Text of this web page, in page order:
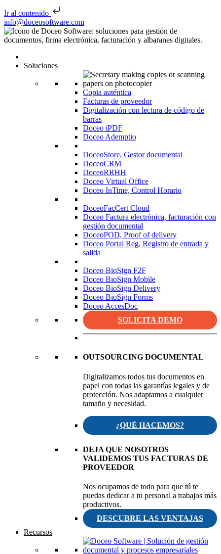
Ir al contenido
Saltar al contenido
info@doceosoftware.com
Navegación de entradas
Soluciones
Copia auténtica
Facturas de proveedor
Digitalización con lectura de código de
barras
Doceo iPDF
Doceo Ademptio
DoceoStore, Gestor documental
DoceoCRM
DoceoRRHH
Doceo Virtual Office
Doceo InTime, Control Horario
DoceoFacCert Cloud
Doceo Factura electrónica, facturación con
gestión documental
DoceoPOD, Proof of delivery
Doceo Portal Reg, Registro de entrada y
salida
Doceo BioSign F2F
Doceo BioSign Mobile
Doceo BioSign Delivery
Doceo BioSign Forms
Doceo AccesDoc
SOLICITA DEMO
OUTSOURCING DOCUMENTAL
Digitalizamos todos tus documentos en
papel con todas las garantías legales y de
protección. Nos adaptamos a cualquier
tamaño y necesidad.
¿QUÉ HACEMOS?
DEJA QUE NOSOTROS
VALIDEMOS TUS FACTURAS DE
PROVEEDOR
Nos ocupamos de todo para que tú te
puedas dedicar a tu personal a trabajos más
productivos.
DESCUBRE LAS VENTAJAS
Recursos